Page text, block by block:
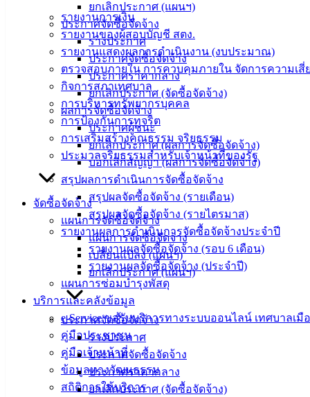
ยกเลิกประกาศ (แผนฯ)
ประกาศจัดซื้อจัดจ้าง
ร่างประกาศ
ประกาศจัดซื้อจัดจ้าง
ประกาศราคากลาง
ยกเลิกประกาศ (จัดซื้อจัดจ้าง)
ผลการจัดซื้อจัดจ้าง
ประกาศผู้ชนะ
ยกเลิกประกาศ (ผลการจัดซื้อจัดจ้าง)
บอกเลิกสัญญา (ผลการจัดซื้อจัดจ้าง)
สรุปผลการดำเนินการจัดซื้อจัดจ้าง
สรุปผลจัดซื้อจัดจ้าง (รายเดือน)
สรุปผลจัดซื้อจัดจ้าง (รายไตรมาส)
รายงานผลการดำเนินการจัดซื้อจัดจ้างประจำปี
รายงานผลจัดซื้อจัดจ้าง (รอบ 6 เดือน)
รายงานผลจัดซื้อจัดจ้าง (ประจำปี)
แผนการซ่อมบำรุงพัสดุ
บริการและคลังข้อมูล
e-Service ขอรับบริการทางระบบออนไลน์ เทศบาลเมื
คู่มือประชาชน
คู่มือเจ้าหน้าที่
ข้อมูลทางวัฒนธรรม
สถิติการให้บริการ
รายงานการเงิน
รายงานของผู้สอบบัญชี สตง.
รายงานแสดงผลการดำเนินงาน (งบประมาณ)
ตรวจสอบภายใน การควบคุมภายใน จัดการความเสี่
กิจการสภาเทศบาล
การบริหารทรัพยากรบุคคล
การป้องกันการทุจริต
การเสริมสร้างคุณธรรม จริยธรรม
ประมวลจริยธรรมสำหรับเจ้าหน้าที่ของรัฐ
จัดซื้อจัดจ้าง
แผนการจัดซื้อจัดจ้าง
แผนการจัดซื้อจัดจ้าง
เปลี่ยนแปลง (แผนฯ)
ยกเลิกประกาศ (แผนฯ)
ประกาศจัดซื้อจัดจ้าง
ร่างประกาศ
ประกาศจัดซื้อจัดจ้าง
ประกาศราคากลาง
ยกเลิกประกาศ (จัดซื้อจัดจ้าง)
เทศบาล
เมืองอ่าง